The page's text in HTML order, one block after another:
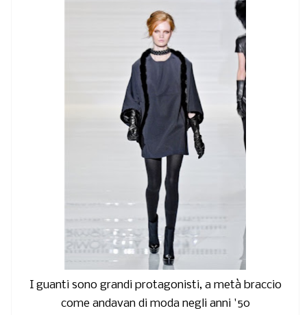
I guanti sono grandi protagonisti, a metà braccio
come andavan di moda negli anni '50